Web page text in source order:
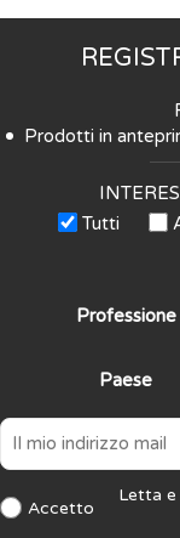
Prodotti in
Tutti
Professione
Paese
Accetto
Letta e